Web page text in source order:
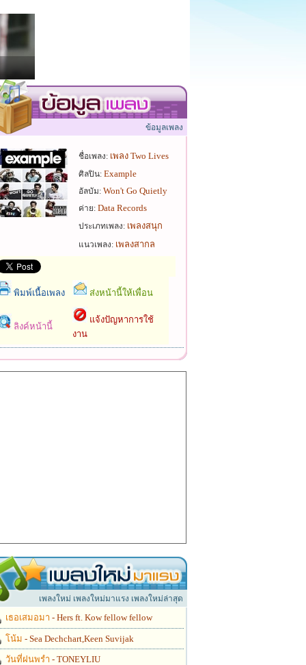
ข้อมูลเพลง
ชื่อเพลง: เพลง Two Lives
ศิลปิน: Example
อัลบัม: Won't Go Quietly
ค่าย: Data Records
ประเภทเพลง: เพลงสนุก
แนวเพลง: เพลงสากล
พิมพ์เนื้อเพลง ส่งหน้านี้ให้เพื่อน
ลิงค์หน้านี้
แจ้งปัญหาการใช้
งาน
เพลงใหม่ เพลงใหม่มาแรง เพลงใหม่ล่าสุด
เธอเสมอมา - Hers ft. Kow fellow fellow
โน้ม - Sea Dechchart,Keen Suvijak
วันที่ฝนพรำ - TONEYLIU